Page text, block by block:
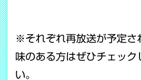
※それぞれ再放送が予定さ
味のある方はぜひチェック
い。